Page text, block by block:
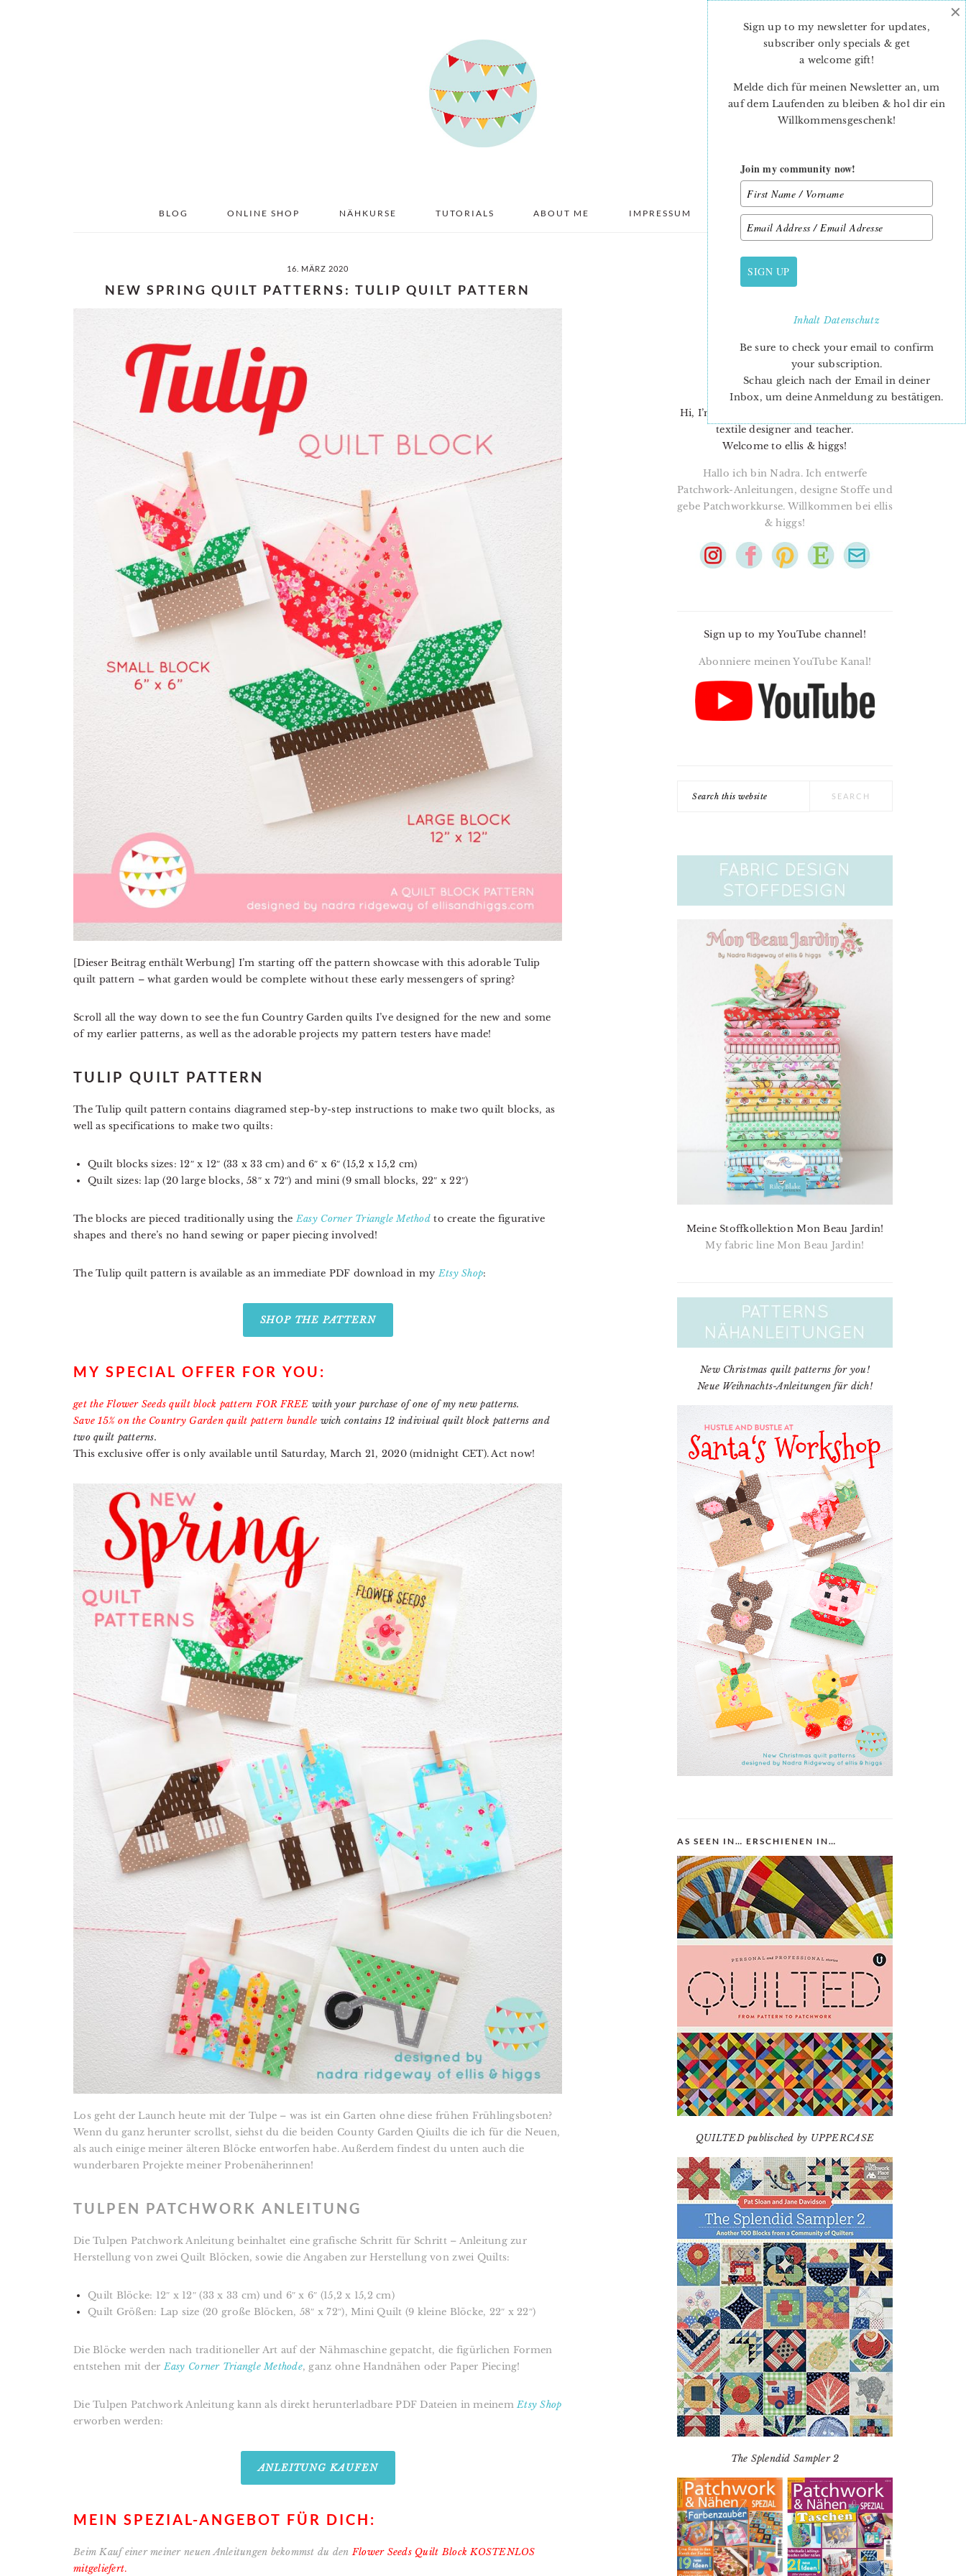
BLOG ONLINE SHOP NÄHKURSE TUTORIALS ABOUT ME IMPRESSUM DATENSCHUTZ
16. MÄRZ 2020
NEW SPRING QUILT PATTERNS: TULIP QUILT PATTERN
[Dieser Beitrag enthält Werbung] I’m starting off the pattern showcase with this adorable Tulip
quilt pattern – what garden would be complete without these early messengers of spring?
Scroll all the way down to see the fun Country Garden quilts I’ve designed for the new and some
of my earlier patterns, as well as the adorable projects my pattern testers have made!
TULIP QUILT PATTERN
The Tulip quilt pattern contains diagramed step-by-step instructions to make two quilt blocks, as
well as specifications to make two quilts:
Quilt blocks sizes: 12″ x 12″ (33 x 33 cm) and 6″ x 6″ (15,2 x 15,2 cm)
Quilt sizes: lap (20 large blocks, 58″ x 72″) and mini (9 small blocks, 22″ x 22″)
The blocks are pieced traditionally using theEasy Corner Triangle Method to create the figurative
shapes and there’s no hand sewing or paper piecing involved!
The Tulip quilt pattern is available as an immediate PDF download in myEtsy Shop:
SHOP THE PATTERN
MY SPECIAL OFFER FOR YOU:
get the Flower Seeds quilt block pattern FOR FREE with your purchase of one of my new patterns.
Save 15% on the Country Garden quilt pattern bundle wich contains 12 indiviual quilt block patterns and
two quilt patterns.
This exclusive offer is only available until Saturday, March 21, 2020 (midnight CET). Act now!
Los geht der Launch heute mit der Tulpe – was ist ein Garten ohne diese frühen Frühlingsboten?
Wenn du ganz herunter scrollst, siehst du die beiden County Garden Qiuilts die ich für die Neuen,
als auch einige meiner älteren Blöcke entworfen habe. Außerdem findest du unten auch die
wunderbaren Projekte meiner Probenäherinnen!
TULPEN PATCHWORK ANLEITUNG
Die Tulpen Patchwork Anleitung beinhaltet eine grafische Schritt für Schritt – Anleitung zur
Herstellung von zwei Quilt Blöcken, sowie die Angaben zur Herstellung von zwei Quilts:
Quilt Blöcke: 12″ x 12″ (33 x 33 cm) und 6″ x 6″ (15,2 x 15,2 cm)
Quilt Größen: Lap size (20 große Blöcken, 58″ x 72″), Mini Quilt (9 kleine Blöcke, 22″ x 22″)
Die Blöcke werden nach traditioneller Art auf der Nähmaschine gepatcht, die figürlichen Formen
entstehen mit der Easy Corner Triangle Methode, ganz ohne Handnähen oder Paper Piecing!
Die Tulpen Patchwork Anleitung kann alsdirekt herunterladbare PDF Dateien in meinem Etsy Shop
erworben werden:
ANLEITUNG KAUFEN
MEIN SPEZIAL-ANGEBOT FÜR DICH:
Beim Kauf einer meiner neuen Anleitungen bekommst du den Flower Seeds Quilt Block KOSTENLOS
mitgeliefert.
PRIMARY
SIDEBAR
Hi, I’m Nadra. I’m a quilt pattern designer,
textile designer and teacher.
Welcome to ellis & higgs!
Hallo ich bin Nadra. Ich entwerfe
Patchwork-Anleitungen, designe Stoffe und
gebe Patchworkkurse. Willkommen bei ellis
& higgs!
Sign up to my YouTube channel!
Abonniere meinen YouTube Kanal!
Meine Stoffkollektion Mon Beau Jardin!
My fabric line Mon Beau Jardin!
New Christmas quilt patterns for you!
Neue Weihnachts-Anleitungen für dich!
AS SEEN IN… ERSCHIENEN IN…
QUILTED publisched by UPPERCASE
The Splendid Sampler 2
Sign up to my newsletter for updates,
subscriber only specials & get
a welcome gift!
Melde dich für meinen Newsletter an, um
auf dem Laufenden zu bleiben & hol dir ein
Willkommensgeschenk!
Join my community now!
SIGN UP
InhaltDatenschutz
Be sure to check your email to confirm
your subscription.
Schau gleich nach der Email in deiner
Inbox, um deine Anmeldung zu bestätigen.
×